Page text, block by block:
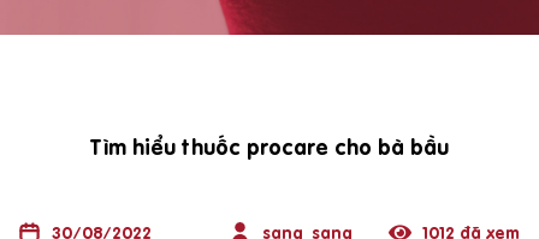
Tìm hiểu thuốc procare cho bà bầu
30/08/2022 sang_sang 1012 đã xem